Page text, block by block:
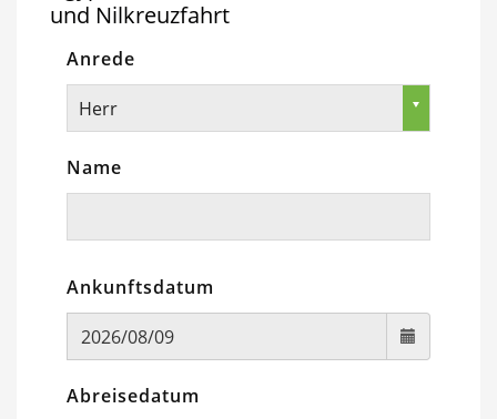
und Nilkreuzfahrt
Anrede
Herr
Name
Ankunftsdatum
Abreisedatum